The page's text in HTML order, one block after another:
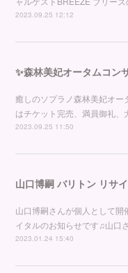
2023.09.25 12:12
✨森林美妃オータムコン
癒しのソプラノ森林美妃オー
はチケット完売、満員御礼、
2023.09.25 11:50
山口博嗣 バリトン リサ
山口博嗣さんが個人として開
イタルのお知らせです♫山口
2023.01.24 15:40